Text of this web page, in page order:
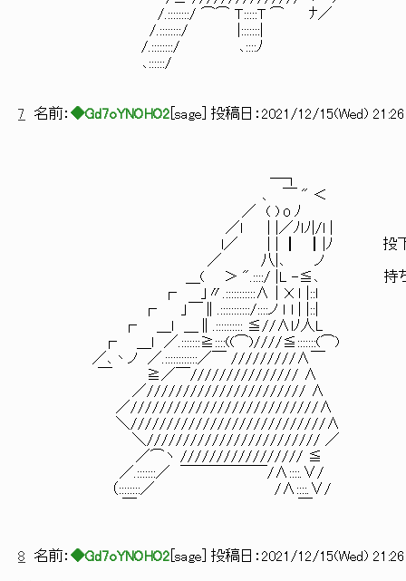
/.::::::::/ ⌒⌒ Ｔ:::::T ⌒ ﾅ／
/.::::::::/ |:::::::|
/.::::::::/ ､::::ﾉ
､::::::/
7 名前： ◆Gd7oYNOHO2 sage ] 投稿日： 2021/12/15(Wed)
―┐
､ ￣ " ＜
／ ( )оﾉ
／l | |／ﾉｌﾉ|/l |
l／ | | ┃ ┃|ﾉ 投下されたAA
／ 八|､ ノ
＿( ＞ ".::::/ |L -≦､ 持ち出して使う、
┌ 」〃.:::::::::::∧｜Ｘ ｌ |::l
┌ 」￣∥.:::::::::::/::::ノ ｌ l | |::|
┌ ＿l ＿∥.:::::::::: ≦//∧lﾉ人L
┌ ＿l ／.:::::::≧::::((⌒)////≦:::::::(⌒)
／､丶ノ ／.::::::::::::／￣ /////////∧￣
￣ ≧／￣/////////////// ∧
／////////////////////// ∧
／//////////////////////////∧
＼///////////////////////////∧
＼//////////////////////// ／
／⌒ヽ ///////////////// ≦
／.:::::::／ ￣￣￣￣￣￣/∧::::.∨/
（::::::::／ /∧::::.∨/
8 名前： ◆Gd7oYNOHO2 sage ] 投稿日： 2021/12/15(Wed)